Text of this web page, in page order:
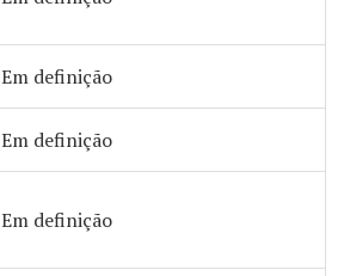
Em definição
Em definição
Em definição